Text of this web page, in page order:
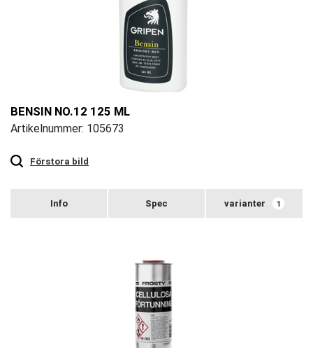
BENSIN NO.12 125 ML
Artikelnummer: 105673
Förstora bild
zoom
varianter 1